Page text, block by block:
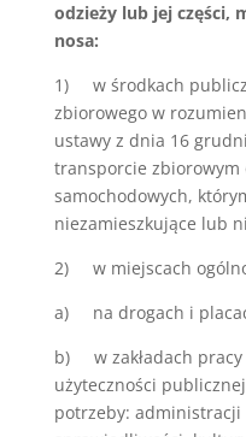
odzieży lub jej części,
nosa:
1) w środkach
zbiorowego w
ustawy z dnia 16
transporcie zbiorowym
samochodowych,
niezamieszkujące lub
2) w miejscach
a) na drogach i
b) w zakładach pracy
użyteczności
potrzeby: